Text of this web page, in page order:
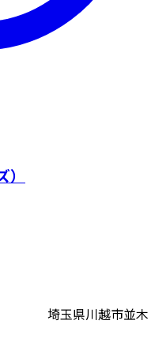
埼玉県川越市並木